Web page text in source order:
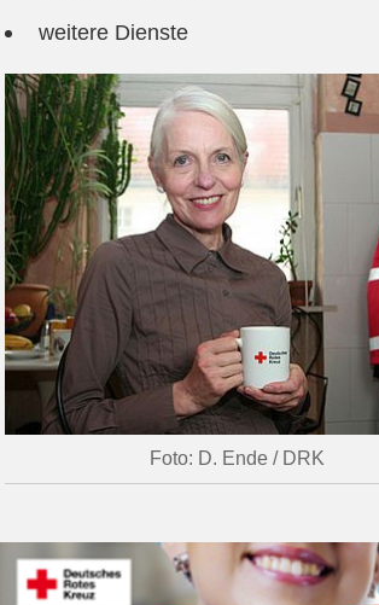
Foto: D. Ende / DRK
weitere Dienste